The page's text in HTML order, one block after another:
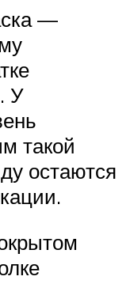
—
У
такой
остаются